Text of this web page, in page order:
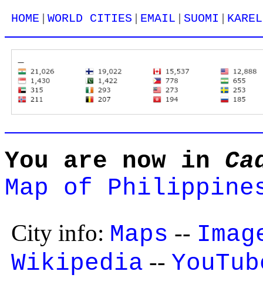
HOME | WORLD CITIES | EMAIL | SUOMI |
You are now in
Map of
City info: Maps --
Wikipedia --